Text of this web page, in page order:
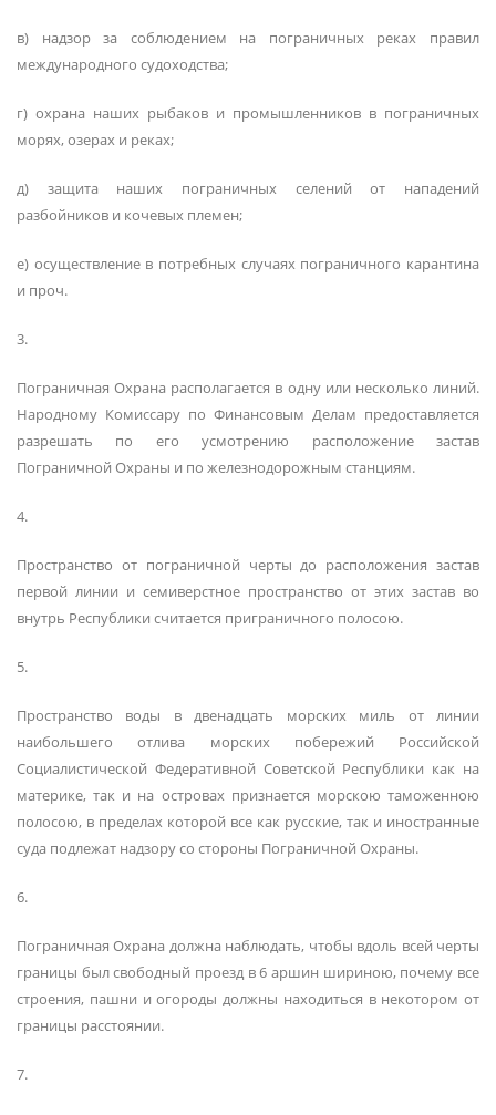
в) надзор за соблюдением на пограничных реках правил
международного судоходства;
г) охрана наших рыбаков и промышленников в пограничных
морях, озерах и реках;
д) защита наших пограничных селений от нападений
разбойников и кочевых племен;
е) осуществление в потребных случаях пограничного карантина
и проч.
3.
Пограничная Охрана располагается в одну или несколько линий.
Народному Комиссару по Финансовым Делам предоставляется
разрешать по его усмотрению расположение застав
Пограничной Охраны и по железнодорожным станциям.
4.
Пространство от пограничной черты до расположения застав
первой линии и семиверстное пространство от этих застав во
внутрь Республики считается приграничного полосою.
5.
Пространство воды в двенадцать морских миль от линии
наибольшего отлива морских побережий Российской
Социалистической Федеративной Советской Республики как на
материке, так и на островах признается морскою таможенною
полосою, в пределах которой все как русские, так и иностранные
суда подлежат надзору со стороны Пограничной Охраны.
6.
Пограничная Охрана должна наблюдать, чтобы вдоль всей черты
границы был свободный проезд в 6 аршин шириною, почему все
строения, пашни и огороды должны находиться в некотором от
границы расстоянии.
7.